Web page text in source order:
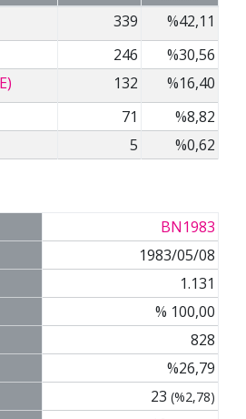
339
%42,11
246
%30,56
132
%16,40
71
%8,82
5 %0,62
BN1983
1983/05/08
1.131
% 100,00
828
%26,79
23 (%2,78)